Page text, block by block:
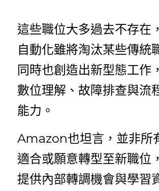
這些職位大多過去不存在
自動化雖將淘汰某些傳統
同時也創造出新型態工作
數位理解、故障排查與流
能力。
Amazon也坦言，並非所
適合或願意轉型至新職位
提供內部轉調機會與學習